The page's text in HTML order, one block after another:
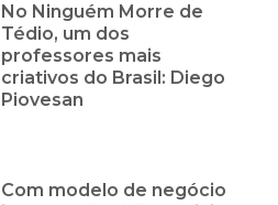
No Ninguém Morre de
Tédio, um dos
professores mais
criativos do Brasil: Diego
Piovesan
Com modelo de negócio